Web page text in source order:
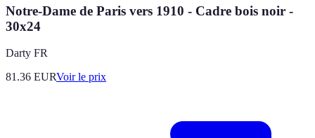
Notre-Dame de Paris vers 1910 - Cadre bois noir -
30x24
Darty FR
81.36 EURVoir le prix